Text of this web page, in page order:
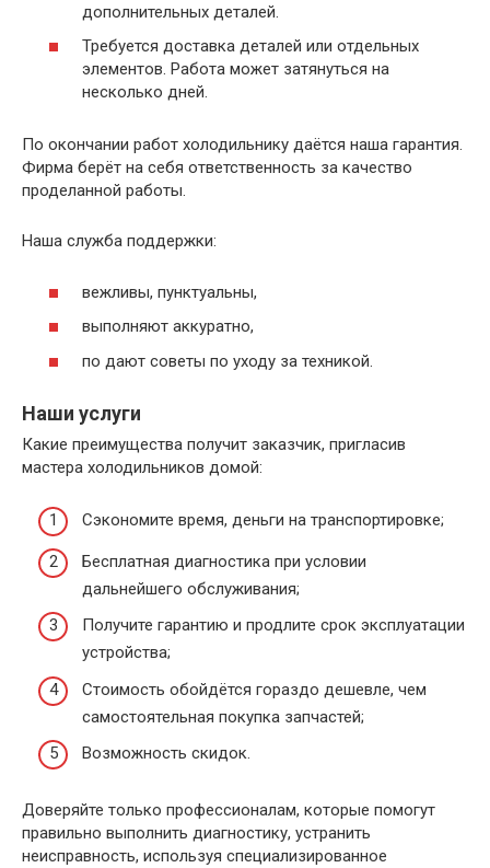
дополнительных деталей.
Требуется доставка деталей или отдельных
элементов. Работа может затянуться на
несколько дней.
По окончании работ холодильнику даётся наша гарантия.
Фирма берёт на себя ответственность за качество
проделанной работы.
Наша служба поддержки:
вежливы, пунктуальны,
выполняют аккуратно,
по дают советы по уходу за техникой.
Наши услуги
Какие преимущества получит заказчик, пригласив
мастера холодильников домой:
Сэкономите время, деньги на транспортировке;
Бесплатная диагностика при условии
дальнейшего обслуживания;
Получите гарантию и продлите срок эксплуатации
устройства;
Стоимость обойдётся гораздо дешевле, чем
самостоятельная покупка запчастей;
Возможность скидок.
Доверяйте только профессионалам, которые помогут
правильно выполнить диагностику, устранить
неисправность, используя специализированное